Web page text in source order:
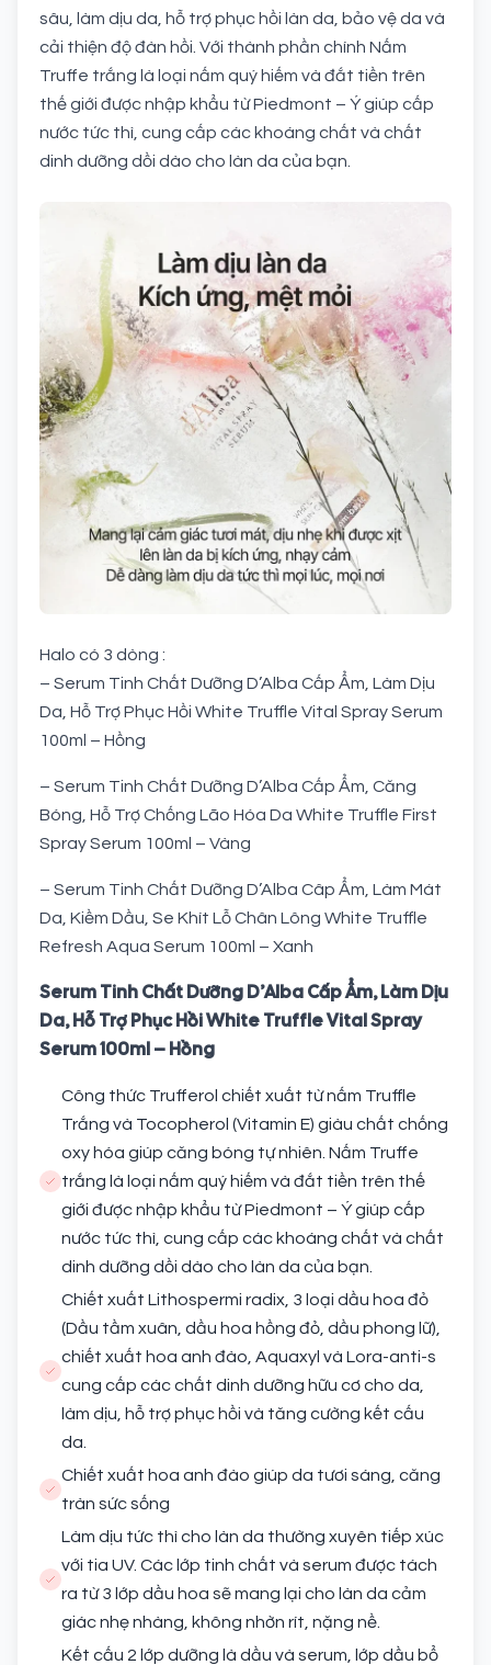
sâu, làm dịu da, hỗ trợ phục hồi làn da, bảo vệ da và
cải thiện độ đàn hồi. Với thành phần chính Nấm
Truffe trắng là loại nấm quý hiếm và đắt tiền trên
thế giới được nhập khẩu từ Piedmont – Ý giúp cấp
nước tức thì, cung cấp các khoáng chất và chất
dinh dưỡng dồi dào cho làn da của bạn.
Halo có 3 dòng :
– Serum Tinh Chất Dưỡng D’Alba Cấp Ẩm, Làm Dịu
Da, Hỗ Trợ Phục Hồi White Truffle Vital Spray Serum
100ml – Hồng
– Serum Tinh Chất Dưỡng D’Alba Cấp Ẩm, Căng
Bóng, Hỗ Trợ Chống Lão Hóa Da White Truffle First
Spray Serum 100ml – Vàng
– Serum Tinh Chất Dưỡng D’Alba Câp Ẩm, Làm Mát
Da, Kiềm Dầu, Se Khít Lỗ Chân Lông White Truffle
Refresh Aqua Serum 100ml – Xanh
Serum Tinh Chất Dưỡng D’Alba Cấp Ẩm, Làm Dịu
Da, Hỗ Trợ Phục Hồi White Truffle Vital Spray
Serum 100ml – Hồng
Công thức Trufferol chiết xuất từ nấm Truffle
Trắng và Tocopherol (Vitamin E) giàu chất chống
oxy hóa giúp căng bóng tự nhiên. Nấm Truffe
trắng là loại nấm quý hiếm và đắt tiền trên thế
giới được nhập khẩu từ Piedmont – Ý giúp cấp
nước tức thì, cung cấp các khoáng chất và chất
dinh dưỡng dồi dào cho làn da của bạn.
Chiết xuất Lithospermi radix, 3 loại dầu hoa đỏ
(Dầu tầm xuân, dầu hoa hồng đỏ, dầu phong lữ),
chiết xuất hoa anh đào, Aquaxyl và Lora-anti-s
cung cấp các chất dinh dưỡng hữu cơ cho da,
làm dịu, hỗ trợ phục hồi và tăng cường kết cấu
da.
Chiết xuất hoa anh đào giúp da tươi sáng, căng
tràn sức sống
Làm dịu tức thì cho làn da thường xuyên tiếp xúc
với tia UV. Các lớp tinh chất và serum được tách
ra từ 3 lớp dầu hoa sẽ mang lại cho làn da cảm
giác nhẹ nhàng, không nhờn rít, nặng nề.
Kết cấu 2 lớp dưỡng là dầu và serum, lớp dầu bổ